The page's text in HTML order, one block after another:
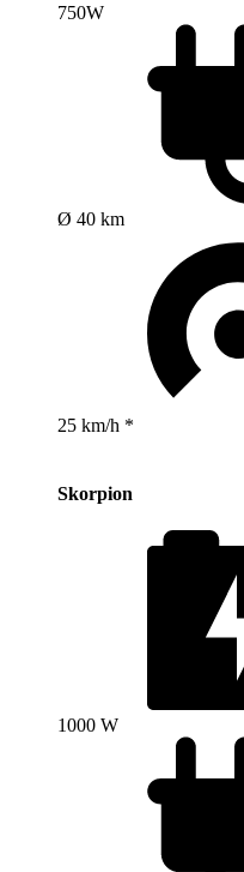
750W
Ø 40 km
25 km/h *
Skorpion
1000 W